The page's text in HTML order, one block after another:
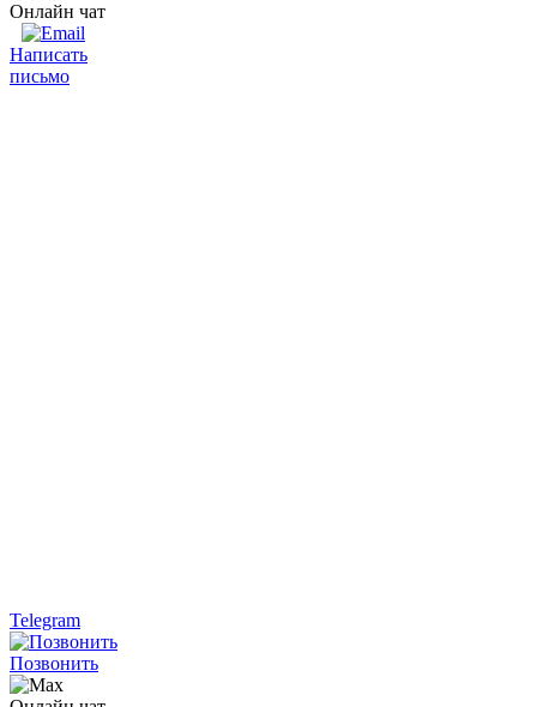
Онлайн чат
Написать
письмо
Telegram
Позвонить